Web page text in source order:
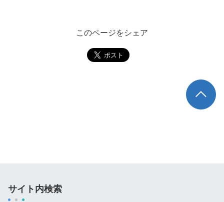
このページをシェア
TOP
サイト内検索